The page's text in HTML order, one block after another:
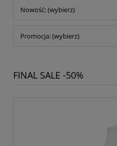
Nowość: (wybierz)
Promocja: (wybierz)
FINAL SALE -50%